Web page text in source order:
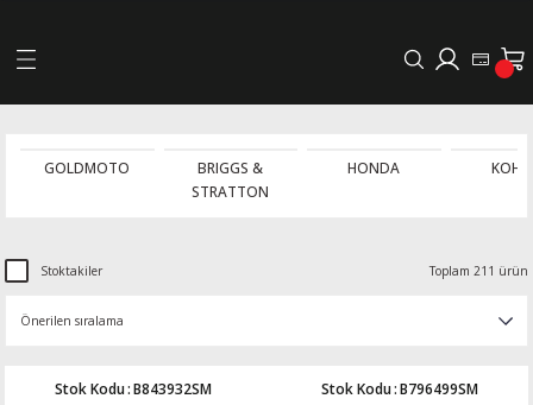
KASNAKLI ALTERNATÖRLER - 1500
GOLDMOTO
BRIGGS &
STRATTON
HONDA
Stoktakiler Toplam 211 ürün
Stok Kodu:B843932SM Stok Kodu:B796499SM